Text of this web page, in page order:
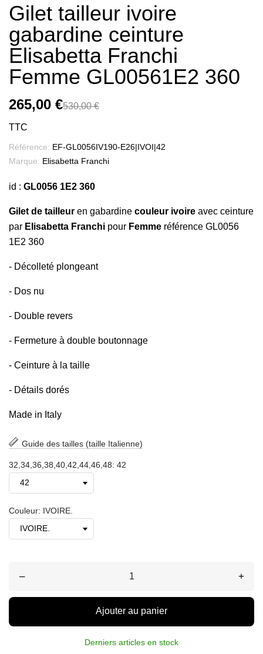
Gilet tailleur ivoire
gabardine ceinture
Elisabetta Franchi
Femme GL00561E2 360
265,00 €530,00 €
TTC
Référence: EF-GL0056IV190-E26|IVOI|42
Marque: Elisabetta Franchi
id : GL0056 1E2 360
Gilet de tailleur en gabardine couleur ivoire avec ceinture
par Elisabetta Franchi pour Femme référence GL0056
1E2 360
- Décolleté plongeant
- Dos nu
- Double revers
- Fermeture à double boutonnage
- Ceinture à la taille
- Détails dorés
Made in Italy
Guide des tailles (taille Italienne)
32,34,36,38,40,42,44,46,48: 42
Couleur: IVOIRE.
– +
Ajouter au panier
Derniers articles en stock